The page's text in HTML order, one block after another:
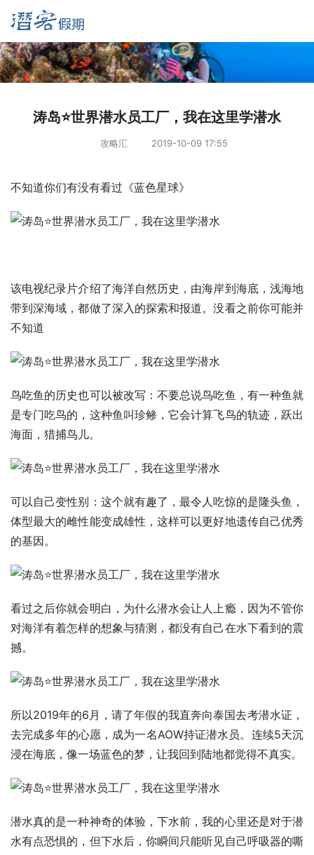
涛岛⭐世界潜水员工厂，我在这里学潜水
攻略汇 2019-10-09 17:55
不知道你们有没有看过《蓝色星球》
该电视纪录片介绍了海洋自然历史，由海岸到海底，浅海地
带到深海域，都做了深入的探索和报道。没看之前你可能并
不知道
鸟吃鱼的历史也可以被改写：不要总说鸟吃鱼，有一种鱼就
是专门吃鸟的，这种鱼叫珍鲹，它会计算飞鸟的轨迹，跃出
海面，猎捕鸟儿。
可以自己变性别：这个就有趣了，最令人吃惊的是隆头鱼，
体型最大的雌性能变成雄性，这样可以更好地遗传自己优秀
的基因。
看过之后你就会明白，为什么潜水会让人上瘾，因为不管你
对海洋有着怎样的想象与猜测，都没有自己在水下看到的震
撼。
所以2019年的6月，请了年假的我直奔向泰国去考潜水证，
去完成多年的心愿，成为一名AOW持证潜水员。连续5天沉
浸在海底，像一场蓝色的梦，让我回到陆地都觉得不真实。
潜水真的是一种神奇的体验，下水前，我的心里还是对于潜
水有点恐惧的，但下水后，你瞬间只能听见自己呼吸器的嘶